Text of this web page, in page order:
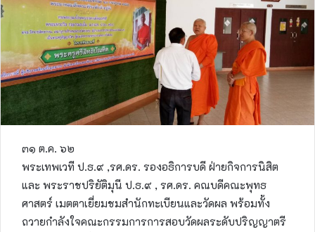
๓๑ ต.ค. ๖๒
พระเทพเวที ป.ธ.๙ ,รศ.ดร. รองอธิการบดี ฝ่ายกิจการนิสิต
และ พระราชปริยัติมุนี ป.ธ.๙ , รศ.ดร. คณบดีคณะพุทธ
ศาสตร์ เมตตาเยี่ยมชมสำนักทะเบียนและวัดผล พร้อมทั้ง
ถวายกำลังใจคณะกรรมการการสอบวัดผลระดับปริญญาตรี